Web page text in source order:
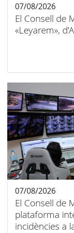
El Consell de
«Leyarem»,
07/08/2026
El Consell de
plataforma
incidències a
07/08/2026